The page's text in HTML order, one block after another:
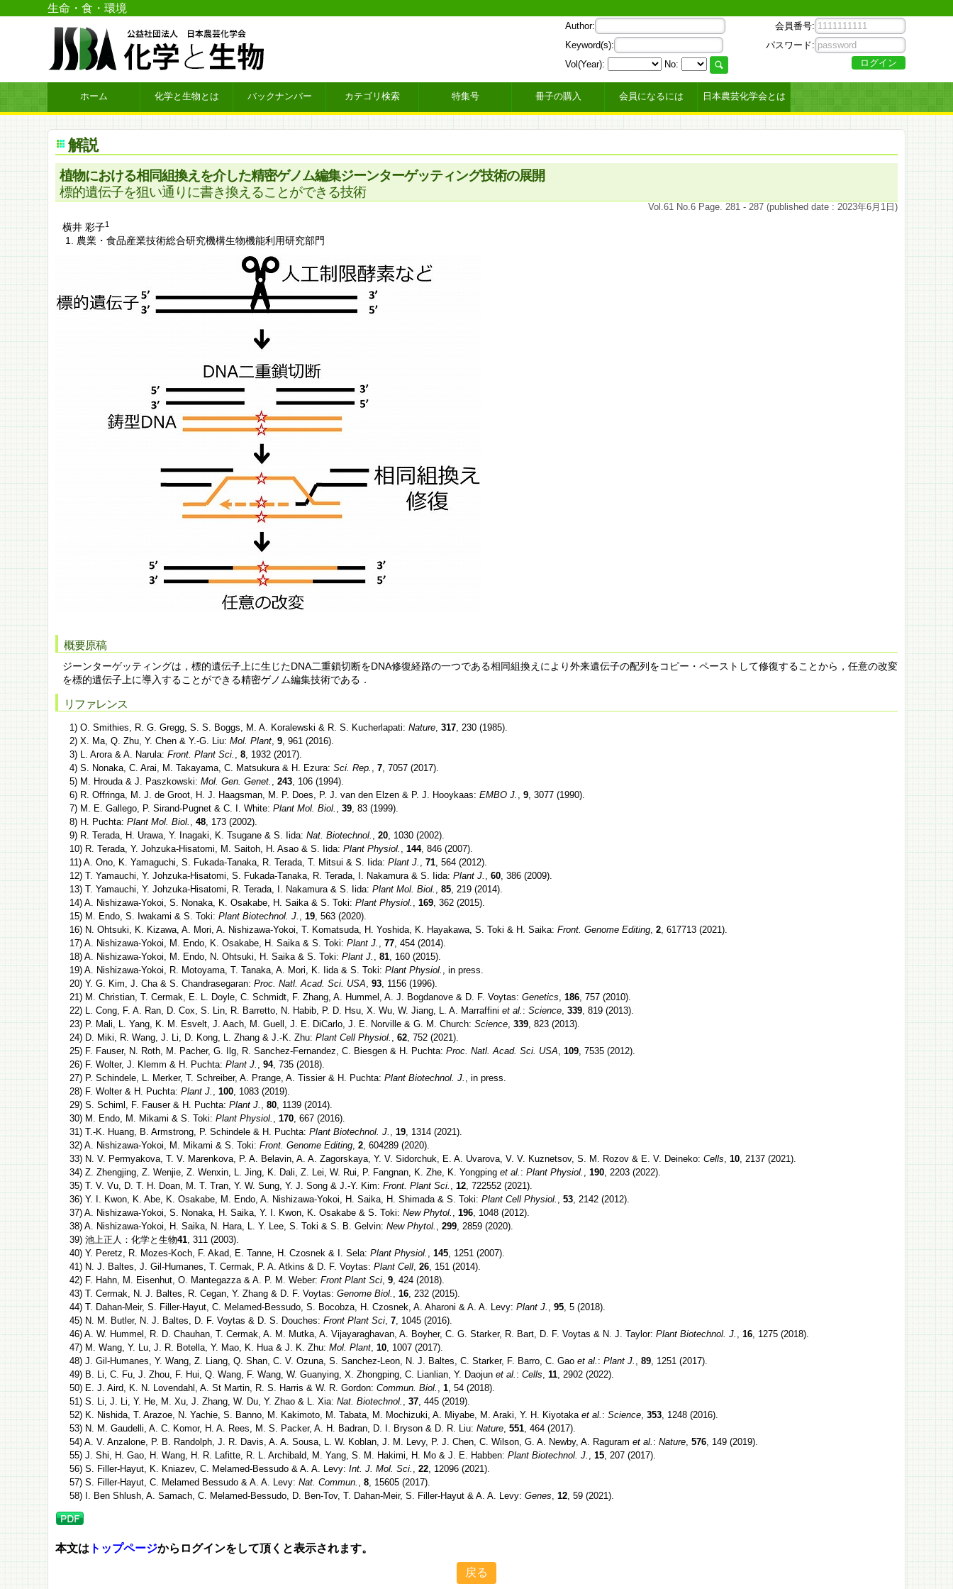
生命・食・環境
Author:
Keyword(s):
Vol(Year):
No:
会員番号:
パスワード:
ホーム 化学と生物とは バックナンバー カテゴリ検索 特集号 冊子の購入 会員になるには 日本農芸化学会とは
解説
植物における相同組換えを介した精密ゲノム編集ジーンターゲッティング技術の展開
標的遺伝子を狙い通りに書き換えることができる技術
Vol.61 No.6 Page. 281 - 287 (published date : 2023年6月1日)
横井 彩子1
農業・食品産業技術総合研究機構生物機能利用研究部門
概要原稿
ジーンターゲッティングは，標的遺伝子上に生じたDNA二重鎖切断をDNA修復経路の一つである相同組換えにより外来遺伝子の配列をコピー・ペーストして修復することから，任意の改変
を標的遺伝子上に導入することができる精密ゲノム編集技術である．
リファレンス
1) O. Smithies, R. G. Gregg, S. S. Boggs, M. A. Koralewski & R. S. Kucherlapati:Nature ,317 , 230 (1985).
2) X. Ma, Q. Zhu, Y. Chen & Y.-G. Liu:Mol. Plant ,9 , 961 (2016).
3) L. Arora & A. Narula:Front. Plant Sci. ,8 , 1932 (2017).
4) S. Nonaka, C. Arai, M. Takayama, C. Matsukura & H. Ezura:Sci. Rep. ,7 , 7057 (2017).
5) M. Hrouda & J. Paszkowski:Mol. Gen. Genet. ,243 , 106 (1994).
6) R. Offringa, M. J. de Groot, H. J. Haagsman, M. P. Does, P. J. van den Elzen & P. J. Hooykaas:EMBO J. ,9 , 3077 (1990).
7) M. E. Gallego, P. Sirand-Pugnet & C. I. White:Plant Mol. Biol. ,39 , 83 (1999).
8) H. Puchta:Plant Mol. Biol. ,48 , 173 (2002).
9) R. Terada, H. Urawa, Y. Inagaki, K. Tsugane & S. Iida:Nat. Biotechnol. ,20 , 1030 (2002).
10) R. Terada, Y. Johzuka-Hisatomi, M. Saitoh, H. Asao & S. Iida:Plant Physiol. ,144, 846 (2007).
11) A. Ono, K. Yamaguchi, S. Fukada-Tanaka, R. Terada, T. Mitsui & S. Iida:Plant J. ,71 , 564 (2012).
12) T. Yamauchi, Y. Johzuka-Hisatomi, S. Fukada-Tanaka, R. Terada, I. Nakamura & S. Iida:Plant J. ,60 , 386 (2009).
13) T. Yamauchi, Y. Johzuka-Hisatomi, R. Terada, I. Nakamura & S. Iida:Plant Mol. Biol. ,85 , 219 (2014).
14) A. Nishizawa-Yokoi, S. Nonaka, K. Osakabe, H. Saika & S. Toki:Plant Physiol. ,169 , 362 (2015).
15) M. Endo, S. Iwakami & S. Toki:Plant Biotechnol. J. ,19 , 563 (2020).
16) N. Ohtsuki, K. Kizawa, A. Mori, A. Nishizawa-Yokoi, T. Komatsuda, H. Yoshida, K. Hayakawa, S. Toki & H. Saika:Front. Genome Editing ,2 , 617713 (2021).
17) A. Nishizawa-Yokoi, M. Endo, K. Osakabe, H. Saika & S. Toki:Plant J. ,77 , 454 (2014).
18) A. Nishizawa-Yokoi, M. Endo, N. Ohtsuki, H. Saika & S. Toki:Plant J. ,81 , 160 (2015).
19) A. Nishizawa-Yokoi, R. Motoyama, T. Tanaka, A. Mori, K. Iida & S. Toki:Plant Physiol.
, in press.
20) Y. G. Kim, J. Cha & S. Chandrasegaran:Proc. Natl. Acad. Sci. USA ,93 , 1156 (1996).
21) M. Christian, T. Cermak, E. L. Doyle, C. Schmidt, F. Zhang, A. Hummel, A. J. Bogdanove & D. F. Voytas:Genetics ,186 , 757 (2010).
22) L. Cong, F. A. Ran, D. Cox, S. Lin, R. Barretto, N. Habib, P. D. Hsu, X. Wu, W. Jiang, L. A. Marraffiniet al. :Science ,339 , 819 (2013).
23) P. Mali, L. Yang, K. M. Esvelt, J. Aach, M. Guell, J. E. DiCarlo, J. E. Norville & G. M. Church:Science ,339 , 823 (2013).
24) D. Miki, R. Wang, J. Li, D. Kong, L. Zhang & J.-K. Zhu:Plant Cell Physiol. ,62 , 752 (2021).
25) F. Fauser, N. Roth, M. Pacher, G. Ilg, R. Sanchez-Fernandez, C. Biesgen & H. Puchta:Proc. Natl. Acad. Sci. USA ,109 , 7535 (2012).
26) F. Wolter, J. Klemm & H. Puchta:Plant J. ,94, 735 (2018).
27) P. Schindele, L. Merker, T. Schreiber, A. Prange, A. Tissier & H. Puchta:Plant Biotechnol. J.
, in press.
28) F. Wolter & H. Puchta:Plant J. ,100 , 1083 (2019).
29) S. Schiml, F. Fauser & H. Puchta:Plant J. ,80 , 1139 (2014).
30) M. Endo, M. Mikami & S. Toki:Plant Physiol. ,170 , 667 (2016).
31) T.-K. Huang, B. Armstrong, P. Schindele & H. Puchta:Plant Biotechnol. J. ,19 , 1314 (2021).
32) A. Nishizawa-Yokoi, M. Mikami & S. Toki:Front. Genome Editing ,2 , 604289 (2020).
33) N. V. Permyakova, T. V. Marenkova, P. A. Belavin, A. A. Zagorskaya, Y. V. Sidorchuk, E. A. Uvarova, V. V. Kuznetsov, S. M. Rozov & E. V. Deineko:Cells ,10 , 2137 (2021).
34) Z. Zhengjing, Z. Wenjie, Z. Wenxin, L. Jing, K. Dali, Z. Lei, W. Rui, P. Fangnan, K. Zhe, K. Yongpinget al. :Plant Physiol. ,190 , 2203 (2022).
35) T. V. Vu, D. T. H. Doan, M. T. Tran, Y. W. Sung, Y. J. Song & J.-Y. Kim:Front. Plant Sci. ,12 , 722552 (2021).
36) Y. I. Kwon, K. Abe, K. Osakabe, M. Endo, A. Nishizawa-Yokoi, H. Saika, H. Shimada & S. Toki:Plant Cell Physiol. ,53 , 2142 (2012).
37) A. Nishizawa-Yokoi, S. Nonaka, H. Saika, Y. I. Kwon, K. Osakabe & S. Toki:New Phytol. ,196 , 1048 (2012).
38) A. Nishizawa-Yokoi, H. Saika, N. Hara, L. Y. Lee, S. Toki & S. B. Gelvin:New Phytol. ,299 , 2859 (2020).
39) 池上正人：化学と生物41 , 311 (2003).
40) Y. Peretz, R. Mozes-Koch, F. Akad, E. Tanne, H. Czosnek & I. Sela:Plant Physiol. ,145 , 1251 (2007).
41) N. J. Baltes, J. Gil-Humanes, T. Cermak, P. A. Atkins & D. F. Voytas:Plant Cell ,26 , 151 (2014).
42) F. Hahn, M. Eisenhut, O. Mantegazza & A. P. M. Weber:Front Plant Sci ,9 , 424 (2018).
43) T. Cermak, N. J. Baltes, R. Cegan, Y. Zhang & D. F. Voytas:Genome Biol. ,16 , 232 (2015).
44) T. Dahan-Meir, S. Filler-Hayut, C. Melamed-Bessudo, S. Bocobza, H. Czosnek, A. Aharoni & A. A. Levy:Plant J. ,95 , 5 (2018).
45) N. M. Butler, N. J. Baltes, D. F. Voytas & D. S. Douches:Front Plant Sci ,7 , 1045 (2016).
46) A. W. Hummel, R. D. Chauhan, T. Cermak, A. M. Mutka, A. Vijayaraghavan, A. Boyher, C. G. Starker, R. Bart, D. F. Voytas & N. J. Taylor:Plant Biotechnol. J. ,16 , 1275 (2018).
47) M. Wang, Y. Lu, J. R. Botella, Y. Mao, K. Hua & J. K. Zhu:Mol. Plant ,10 , 1007 (2017).
48) J. Gil-Humanes, Y. Wang, Z. Liang, Q. Shan, C. V. Ozuna, S. Sanchez-Leon, N. J. Baltes, C. Starker, F. Barro, C. Gaoet al. :Plant J. ,89 , 1251 (2017).
49) B. Li, C. Fu, J. Zhou, F. Hui, Q. Wang, F. Wang, W. Guanying, X. Zhongping, C. Lianlian, Y. Daojunet al. :Cells ,11 , 2902 (2022).
50) E. J. Aird, K. N. Lovendahl, A. St Martin, R. S. Harris & W. R. Gordon:Commun. Biol. ,1 , 54 (2018).
51) S. Li, J. Li, Y. He, M. Xu, J. Zhang, W. Du, Y. Zhao & L. Xia:Nat. Biotechnol. ,37 , 445 (2019).
52) K. Nishida, T. Arazoe, N. Yachie, S. Banno, M. Kakimoto, M. Tabata, M. Mochizuki, A. Miyabe, M. Araki, Y. H. Kiyotakaet al. :Science ,353 , 1248 (2016).
53) N. M. Gaudelli, A. C. Komor, H. A. Rees, M. S. Packer, A. H. Badran, D. I. Bryson & D. R. Liu:Nature ,551 , 464 (2017).
54) A. V. Anzalone, P. B. Randolph, J. R. Davis, A. A. Sousa, L. W. Koblan, J. M. Levy, P. J. Chen, C. Wilson, G. A. Newby, A. Raguramet al. :Nature ,576 , 149 (2019).
55) J. Shi, H. Gao, H. Wang, H. R. Lafitte, R. L. Archibald, M. Yang, S. M. Hakimi, H. Mo & J. E. Habben:Plant Biotechnol. J. ,15 , 207 (2017).
56) S. Filler-Hayut, K. Kniazev, C. Melamed-Bessudo & A. A. Levy:Int. J. Mol. Sci. ,22 , 12096 (2021).
57) S. Filler-Hayut, C. Melamed Bessudo & A. A. Levy:Nat. Commun. ,8 , 15605 (2017).
58) I. Ben Shlush, A. Samach, C. Melamed-Bessudo, D. Ben-Tov, T. Dahan-Meir, S. Filler-Hayut & A. A. Levy:Genes ,12 , 59 (2021).
本文は トップページからログインをして頂くと表示されます。